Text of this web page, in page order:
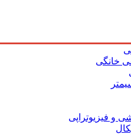
خانگی
و فیزیوتراپی